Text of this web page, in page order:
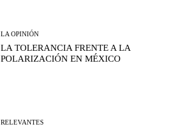
LA OPINIÓN
LA TOLERANCIA FRENTE A LA
POLARIZACIÓN EN MÉXICO
RELEVANTES